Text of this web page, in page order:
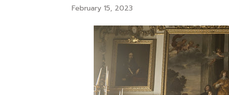
February 15, 2023